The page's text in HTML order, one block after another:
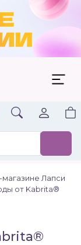
Лапси
от Kabrita®